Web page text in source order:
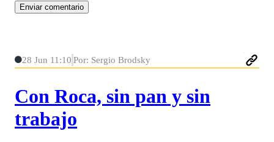
28 Jun 11:10 Por: Sergio Brodsky
Con Roca, sin pan y sin
trabajo